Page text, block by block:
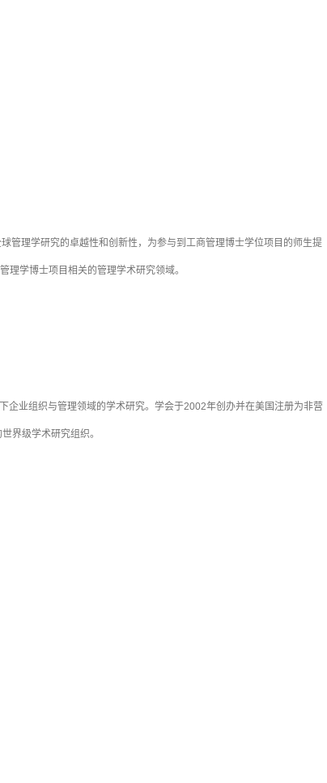
管理学研究的卓越性和创新性，为参与到工商管理博士学位项目的师生提
学博士项目相关的管理学术研究领域。
业组织与管理领域的学术研究。学会于2002年创办并在美国注册为非营
界级学术研究组织。